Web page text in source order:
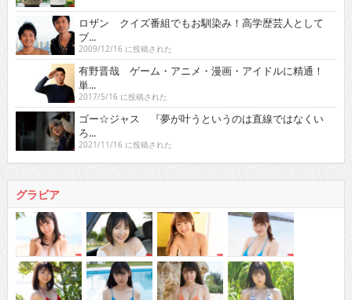
オススメインタビュー
東京03 シチュエーション・ドラマに出演！苦境を乗...
2017/11/16 に投稿された
真空ジェシカ 『死ぬまでお笑いをやっていきたい！そ...
2022/7/16 に投稿された
ロザン クイズ番組でもお馴染み！高学歴芸人として
ブ...
2009/12/16 に投稿された
2017/5/16 に投稿された
ゴー☆ジャス 『夢が叶うというのは直線ではなくい
ろ...
2021/11/16 に投稿された